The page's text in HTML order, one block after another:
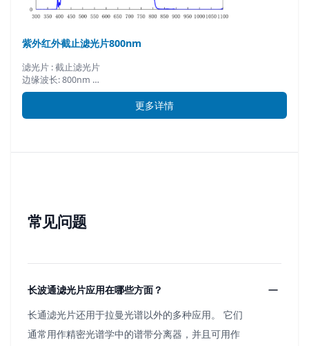
紫外红外截止滤光片800nm
滤光片 : 截止滤光片
边缘波长: 800nm …
更多详情
常见问题
长波通滤光片应用在哪些方面？
长通滤光片还用于拉曼光谱以外的多种应用。 它们
通常用作精密光谱学中的谱带分离器，并且可用作